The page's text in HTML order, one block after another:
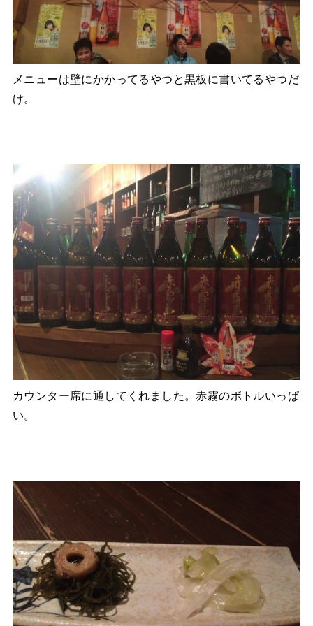
メニューは壁にかかってるやつと黒板に書いてるやつだ
け。
カウンター席に通してくれました。赤霧のボトルいっぱ
い。